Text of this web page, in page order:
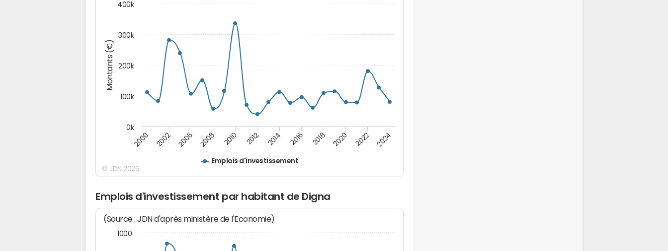
Montants (€)
Emplois d'investissement
2000 2002 2006 2008 2010 2012 2014 2016 2018 2020 2022 2024
0k
100k
200k
300k
400k
© JDN 2026
Emplois d'investissement par habitant de Digna
(Source : JDN d'après ministère de l'Economie)
1000